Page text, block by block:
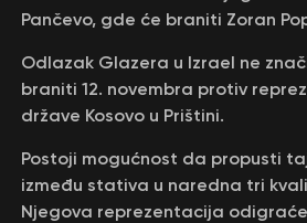
Pančevo, gde će braniti Zoran
Odlazak Glazera u Izrael ne
braniti 12. novembra protiv
države Kosovo u Prištini.
Postoji mogućnost da propusti
između stativa u naredna tri
Njegova reprezentacija